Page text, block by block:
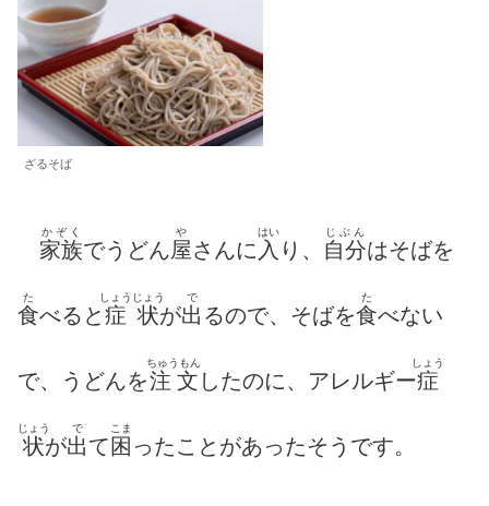
ざるそば
家族
かぞく
でうどん屋
や
さんに 入
はい
り、 自分
じぶん
はそばを
食
た
べると症
しょう
状
じょう
が出
で
るので、そばを食
た
べない
で、うどんを注文
ちゅうもん
したのに、アレルギー症
しょう
状
じょう
が出
で
て困
こま
ったことがあったそうです。